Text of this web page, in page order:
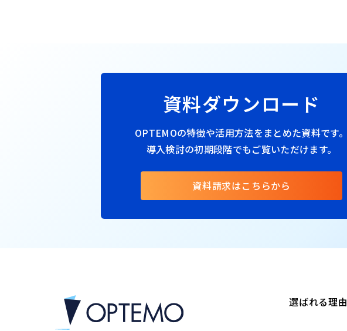
資料ダウンロード
OPTEMOの特徴や活用方法をまとめた資料です。
導入検討の初期段階でもご覧いただけます。
資料請求はこちらから
選ばれる理由